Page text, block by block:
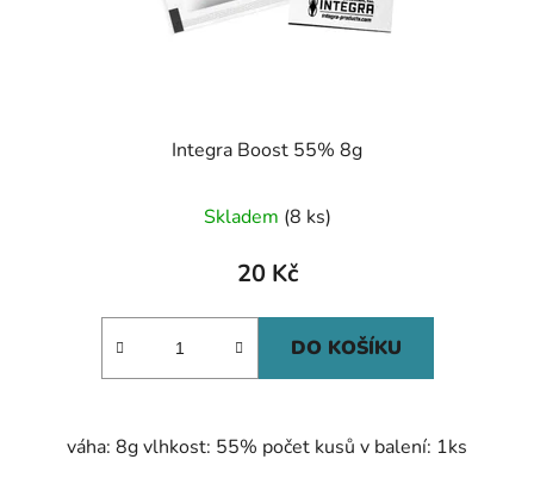
Integra Boost 55% 8g
Skladem (8 ks)
20 Kč
DO KOŠÍKU
váha: 8g vlhkost: 55% počet kusů v balení: 1ks